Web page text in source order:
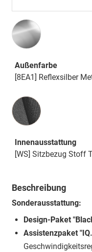
Außenfarbe
[8EA1] Reflexsilber
Innenausstattung
Innenausstattung
[WS] Sitzbezug Stoff
Beschreibung
Sonderausstattung:
Design-Paket
Assistenzpaket